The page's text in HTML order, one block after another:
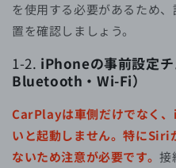
を使用する必要があるため
置を確認しましょう。
1-2. iPhoneの事前設定
Bluetooth・Wi-Fi）
CarPlayは車側だけでなく
いと起動しません。特に
ないため注意が必要です。接